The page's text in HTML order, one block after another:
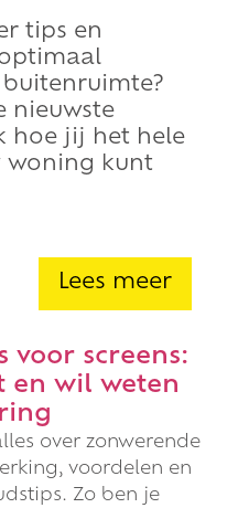
tips en
nieuwste
hoe jij het hele
woning kunt
Lees meer
voor screens:
en wil weten
over zonwerende
voordelen en
Zo ben je